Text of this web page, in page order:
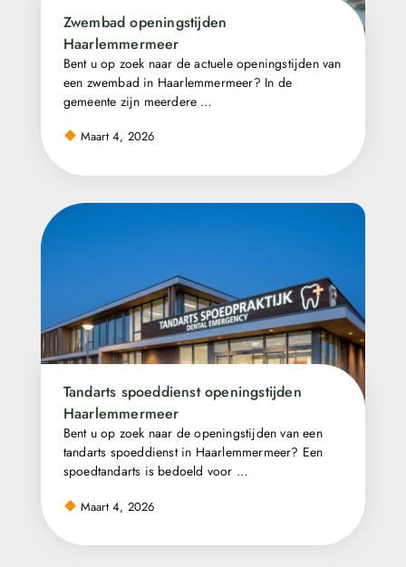
Zwembad openingstijden
Haarlemmermeer
Bent u op zoek naar de actuele openingstijden van
een zwembad in Haarlemmermeer? In de
gemeente zijn meerdere …
Maart 4, 2026
Tandarts spoeddienst openingstijden
Haarlemmermeer
Bent u op zoek naar de openingstijden van een
tandarts spoeddienst in Haarlemmermeer? Een
spoedtandarts is bedoeld voor …
Maart 4, 2026